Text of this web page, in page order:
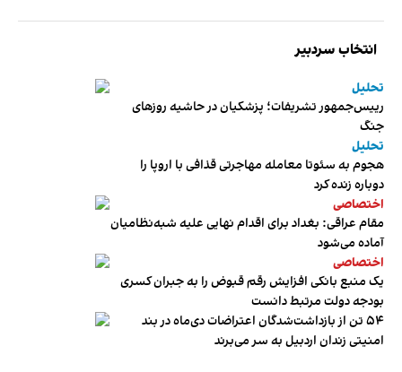
انتخاب سردبیر
تحلیل
رییس‌جمهور تشریفات؛ پزشکیان در حاشیه روزهای
جنگ
تحلیل
هجوم به سئوتا معامله مهاجرتی قذافی با اروپا را
دوباره زنده کرد
اختصاصی
مقام عراقی: بغداد برای اقدام نهایی علیه شبه‌نظامیان
آماده می‌شود
اختصاصی
یک منبع بانکی افزایش رقم قبوض را به جبران کسری
بودجه دولت مرتبط دانست
۵۴ تن از بازداشت‌شدگان اعتراضات دی‌ماه در بند
امنیتی زندان اردبیل به سر می‌برند